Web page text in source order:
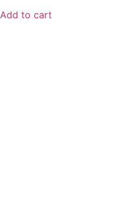
Add to cart